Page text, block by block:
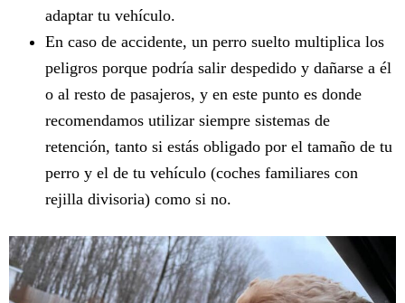
adaptar tu vehículo.
En caso de accidente, un perro suelto multiplica los
peligros porque podría salir despedido y dañarse a él
o al resto de pasajeros, y en este punto es donde
recomendamos utilizar siempre sistemas de
retención, tanto si estás obligado por el tamaño de tu
perro y el de tu vehículo (coches familiares con
rejilla divisoria) como si no.